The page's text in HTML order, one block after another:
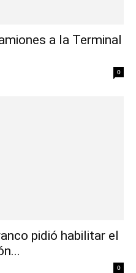
a la Terminal
0
pidió habilitar el
0